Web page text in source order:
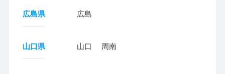
広島県 広島
山口県 山口 周南